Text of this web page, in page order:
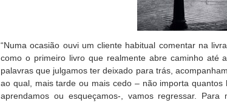
“Numa ocasião ouvi um cliente habitual comentar na
como o primeiro livro que realmente abre caminho até
palavras que julgamos ter deixado para trás,
ao qual, mais tarde ou mais cedo – não importa
aprendamos ou esqueçamos-, vamos regressar.